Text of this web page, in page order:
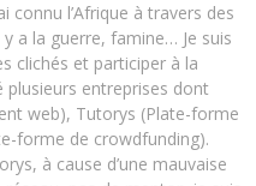
connu l’Afrique à travers des
a la guerre, famine… Je suis
clichés et participer à la
plusieurs entreprises dont
web), Tutorys (Plate-forme
forme de crowdfunding).
à cause d’une mauvaise